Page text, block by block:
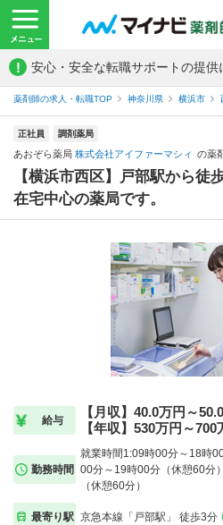
! 安心・安全な転職サポートの提供
薬剤師の求人・転職TOP 神奈川県 横浜市
正社員 調剤薬局
あおぞら薬局 株式会社アイファーマシィ の薬
【横浜市西区】戸部駅から徒
在宅中心の薬局です。
給与
【月収】40.0万円～
【年収】530万円～700
勤務時間
就業時間1:09時00分～18時
00分～19時00分（休憩60分
（休憩60分）
最寄り駅 京急本線「戸部駅」 徒歩3分